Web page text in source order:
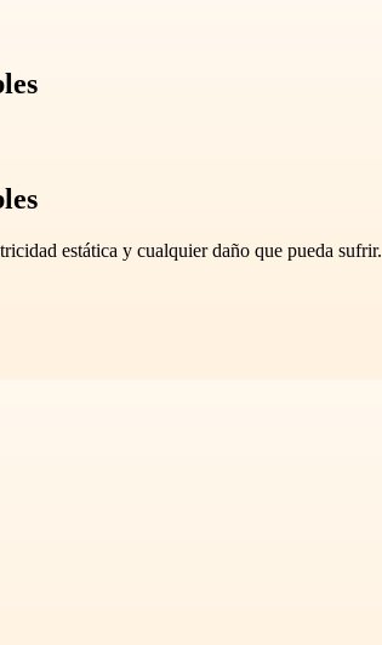
estática y cualquier daño que pueda sufrir.